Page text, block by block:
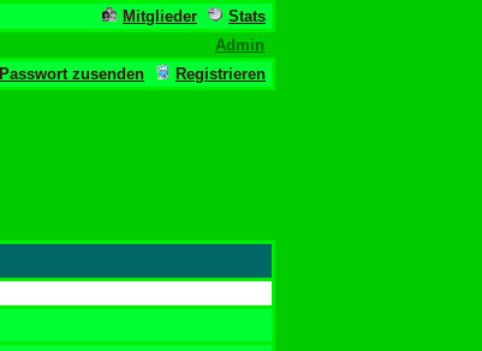
Mitglieder
Stats
Admin
Passwort zusenden Registrieren